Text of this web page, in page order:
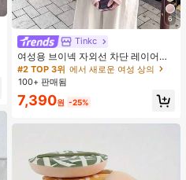
6
Tinkc
여성용 브이넥 자외선 차단 레이어링
다용도 긴팔 티셔츠 탑, 봄/여름 핑크
#2 TOP 3위 에서 새로운 여성 상의
높은 재방문 고객
거의 매진!
#2 TOP 3위 에서 새로운 여성 상의
높은 재방문 고객
#2 TOP 3위 에서 새로운 여성 상의
높은 재방문 고객
#2 TOP 3위
높은 재방문 고객
100+ 판매됨
7,390원 -25%